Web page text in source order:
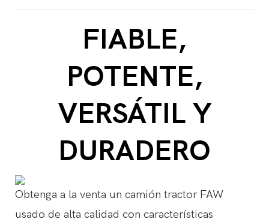
FIABLE,
POTENTE,
VERSÁTIL Y
DURADERO
Obtenga a la venta un camión tractor FAW
usado de alta calidad con características